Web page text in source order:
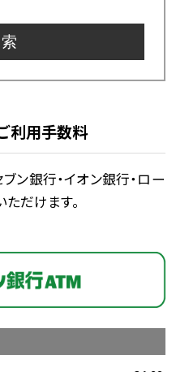
利用手数料
ン銀行・イオン銀行・ロー
だけます。